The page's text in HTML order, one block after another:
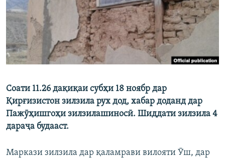
Соати 11.26 дақиқаи субҳи 18 ноябр дар
Қирғизистон зилзила рух дод, хабар доданд дар
Пажӯҳишгоҳи зилзилашиносӣ. Шиддати зилзила 4
дараҷа будааст.
Маркази зилзила дар қаламрави вилояти Ӯш, дар